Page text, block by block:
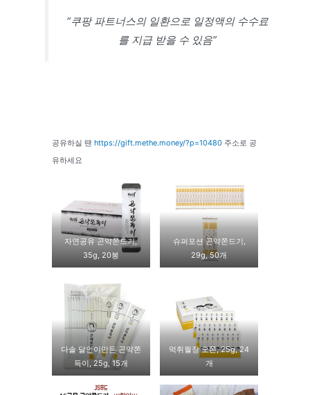
“쿠팡 파트너스의 일환으로 일정액의 수수료
를 지급 받을 수 있음”
공유하실 땐 https://gift.methe.money/?p=10480주소로 공
유하세요
자연공유 곤약쫀드기,
35g, 20봉
슈퍼포션 곤약쫀드기,
29g, 50개
다솔 달인이만든 곤약쫀
득이, 25g, 15개
먹취월장 오쫀, 25g, 24
개